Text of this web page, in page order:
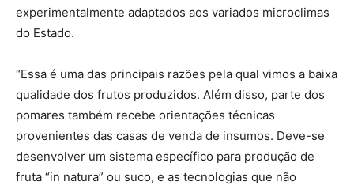
experimentalmente adaptados aos variados microclimas
do Estado.
“Essa é uma das principais razões pela qual vimos a baixa
qualidade dos frutos produzidos. Além disso, parte dos
pomares também recebe orientações técnicas
provenientes das casas de venda de insumos. Deve-se
desenvolver um sistema específico para produção de
fruta “in natura” ou suco, e as tecnologias que não